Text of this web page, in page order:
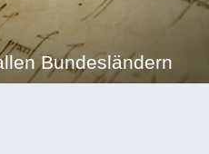
Bundesländern